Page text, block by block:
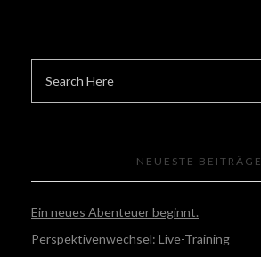
NEUESTE BEITRÄGE
Ein neues Abenteuer beginnt.
Perspektivenwechsel: Live-Training